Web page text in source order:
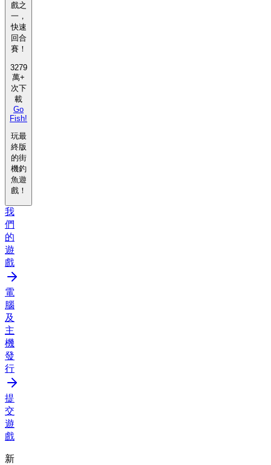
戲之
一，
快速
回合
賽！
3279
萬+
次下
載
Go
Fish!
玩最
終版
的街
機釣
魚遊
戲！
我
們
的
遊
戲
電
腦
及
主
機
發
行
提
交
遊
戲
新